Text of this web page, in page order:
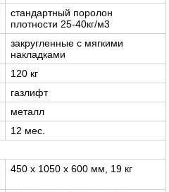
стандартный поролон
плотности 25-40кг/м3
закругленные с мягкими
накладками
120 кг
газлифт
металл
12 мес.
450 x 1050 x 600 мм, 19 кг